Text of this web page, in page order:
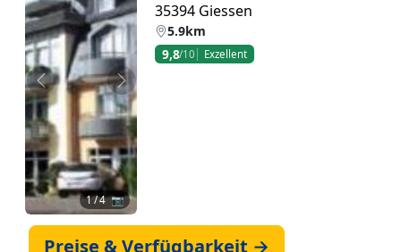
Zurück Weiter
1/ 4 📷
35394 Giessen
5.9km
9,8/10 Exzellent
Preise & Verfügbarkeit →